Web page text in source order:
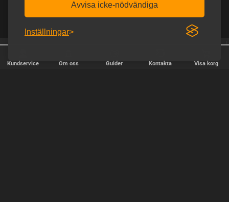
Avvisa icke-nödvändiga
Inställningar
Kundservice Om oss Guider Kontakta Visa korg